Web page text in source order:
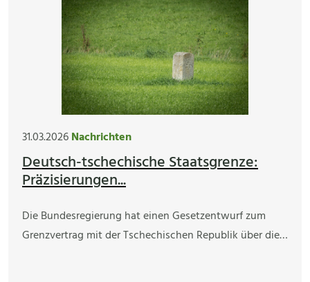
31.03.2026Nachrichten
Deutsch-tschechische Staatsgrenze:
Präzisierungen...
Die Bundesregierung hat einen Gesetzentwurf zum
Grenzvertrag mit der Tschechischen Republik über die…